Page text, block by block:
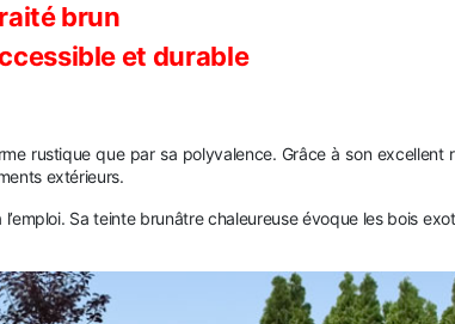
brun
et durable
rustique que par sa polyvalence. Grâce à son excellent
extérieurs.
Sa teinte brunâtre chaleureuse évoque les bois